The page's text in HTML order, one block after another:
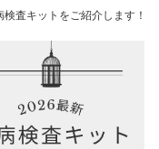
査キットをご紹介します！